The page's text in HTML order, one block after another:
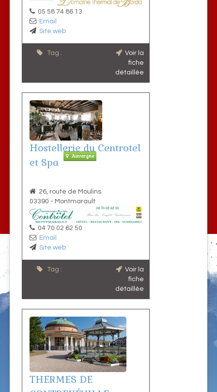
05 58 74 86 13
Email
Site web
Tag :
Voir la
fiche
détaillée
Hostellerie du Centrotel
et Spa
Auvergne
26, route de Moulins
03390 - Montmarault
04 70 02 62 50
Email
Site web
Tag :
Voir la
fiche
détaillée
THERMES DE